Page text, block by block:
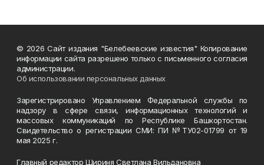
© 2026 Сайт издания "Белебеевские известия" Копирование
информации сайта разрешено только с письменного согласия
администрации.
Об использовании персональных данных
Зарегистрировано Управлением Федеральной службы по
надзору в сфере связи, информационных технологий и
массовых коммуникаций по Республике Башкортостан.
Свидетельство о регистрации СМИ: ПИ №ТУ02-01799 от 19
мая 2025 г.
Главный редактор Шириня Светлана Вильдановна